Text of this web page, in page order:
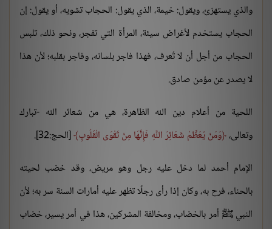
والذي يستهزئ، ويقول: خيمة، الذي يقول: الحجاب تشويه، أو يقول: إن
الحجاب يستخدم لأغراض سيئة، المرأة التي تفجر، ونحو ذلك، تلبس
الحجاب من أجل أن لا تُعرف، فهذا فاجر بلسانه، وفاجر بقلبه؛ لأن هذا
لا يصدر عن مؤمن صادق.
اللحية من أعلام دين الله الظاهرة، هي من شعائر الله -تبارك
وتعالى، وَمَنْ يُعَظِّمْ شَعَائِرَ اللَّهِ فَإِنَّهَا مِنْ تَقْوَى الْقُلُوبِ [الحج:32].
الإمام أحمد لما دخل عليه رجل وهو مريض، وقد خضب لحيته
بالحناء، فرح به، وكان إذا رأى رجلًا تظهر عليه أمارات السنة سر به؛ لأن
النبي ﷺ أمر بالخضاب، ومخالفة المشركين، هذا في أمر يسير، خضاب